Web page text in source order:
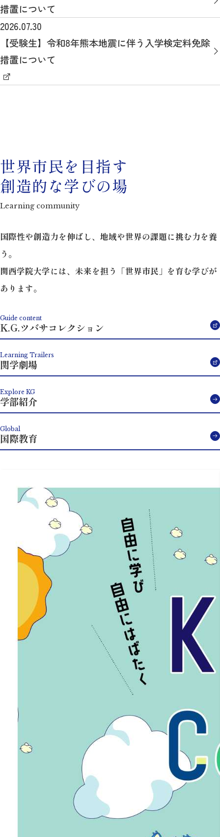
措置について
2026.07.30
【受験生】令和8年熊本地震に伴う入学検定料免除
措置について
世界市民を目指す
創造的な学びの場
Learning community
国際性や創造力を伸ばし、地域や世界の課題に挑む力を養
う。
関西学院大学には、未来を担う「世界市民」を育む学びが
あります。
Guide content
K.G.ツバサコレクション
Learning Trailers
関学劇場
Explore KG
学部紹介
Global
国際教育